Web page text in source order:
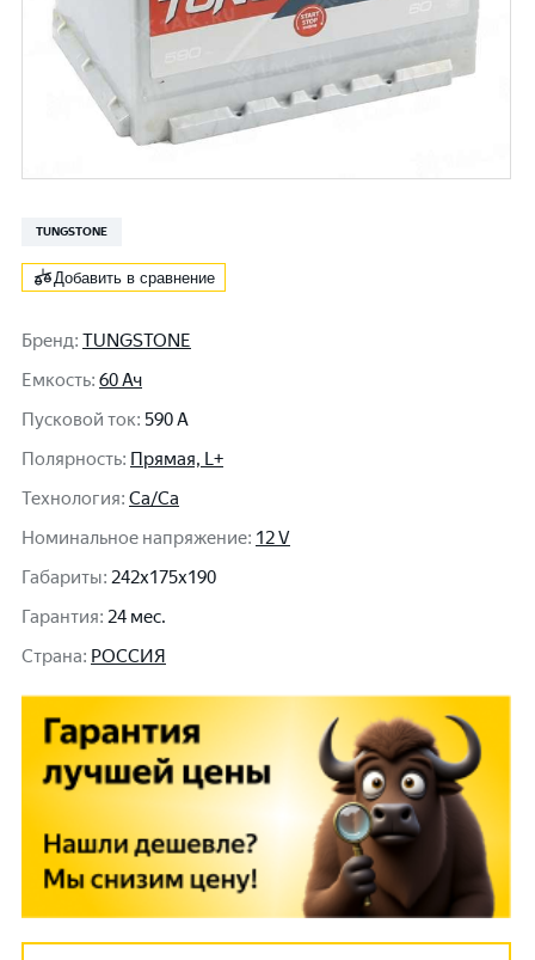
TUNGSTONE
Добавить в сравнение
Бренд: TUNGSTONE
Емкость: 60 Ач
Пусковой ток: 590 A
Полярность: Прямая, L+
Технология: Ca/Ca
Номинальное напряжение: 12 V
Габариты: 242x175x190
Гарантия: 24 мес.
Cтрана: РОССИЯ